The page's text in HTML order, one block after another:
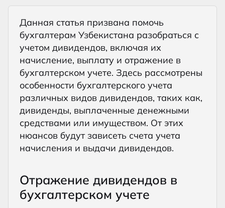
Данная статья призвана помочь
бухгалтерам Узбекистана разобраться с
учетом дивидендов, включая их
начисление, выплату и отражение в
бухгалтерском учете. Здесь рассмотрены
особенности бухгалтерского учета
различных видов дивидендов, таких как,
дивиденды, выплаченные денежными
средствами или имуществом. От этих
нюансов будут зависеть счета учета
начисления и выдачи дивидендов.
Отражение дивидендов в
бухгалтерском учете